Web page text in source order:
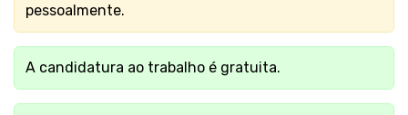
pessoalmente.
A candidatura ao trabalho é gratuita.